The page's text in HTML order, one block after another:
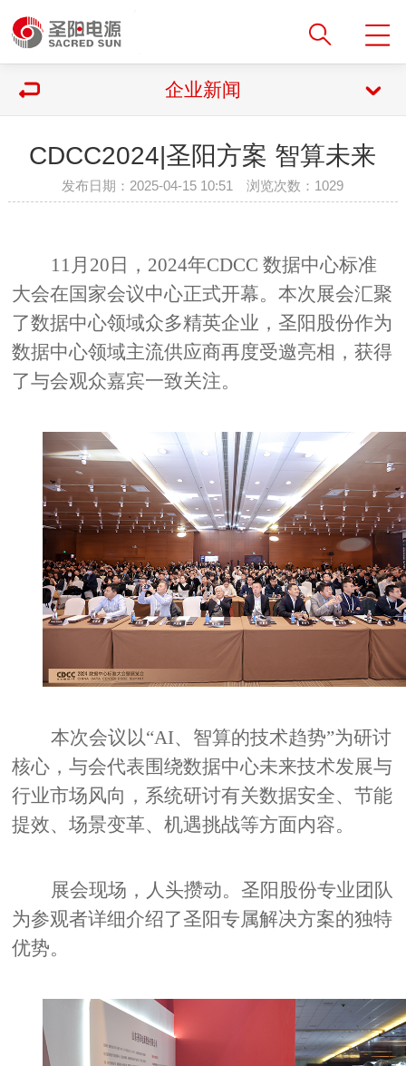
企业新闻
CDCC2024|圣阳方案 智算未来
发布日期：2025-04-15 10:51 浏览次数： 1029
11 月 20 日， 2024年CDCC数据中心标准
大会在国家会议中心正式开幕。本次展会汇聚
了数据中心领域众多精英企业，圣阳股份作为
数据中心领域主流供应商再度受邀亮相，获得
了与会观众嘉宾一致关注。
本次会议以“AI、智算的技术趋势”为研讨
核心，与会代表围绕数据中心未来技术发展与
行业市场风向，系统研讨有关数据安全、节能
提效、场景变革、机遇挑战等方面内容。
展会现场，人头攒动。圣阳股份专业团队
为参观者详细介绍了圣阳专属解决方案的独特
优势。